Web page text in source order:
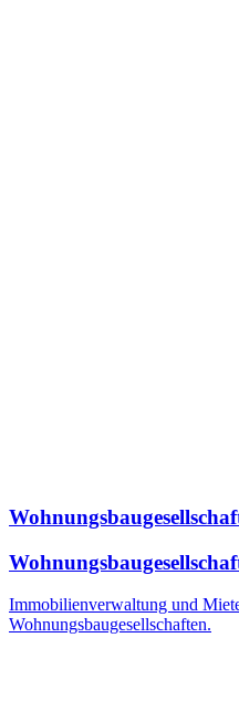
Immobilienverwaltung und
Wohnungsbaugesellschaften.